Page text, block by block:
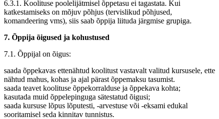
6.3.1. Koolituse poolelijätmisel õppetasu ei tagastata. Kui
katkestamiseks on mõjuv põhjus (tervislikud põhjused,
komandeering vms), siis saab õppija liituda järgmise grupiga.
7. Õppija õigused ja kohustused
7.1. Õppijal on õigus:
saada õppekavas ettenähtud koolitust vastavalt valitud kursusele, ette
nähtud mahus, kohas ja ajal pärast õppemaksu tasumist.
saada teavet koolituse õppekorralduse ja õppekava kohta;
kasutada muid õppelepinguga sätestatud õigusi;
saada kursuse lõpus lõputesti, -arvestuse või -eksami edukal
sooritamisel seda kinnitav tunnistus.